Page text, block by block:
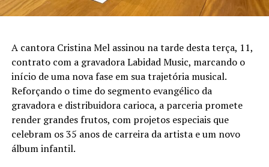
A cantora Cristina Mel assinou na tarde desta terça, 11,
contrato com a gravadora Labidad Music, marcando o
início de uma nova fase em sua trajetória musical.
Reforçando o time do segmento evangélico da
gravadora e distribuidora carioca, a parceria promete
render grandes frutos, com projetos especiais que
celebram os 35 anos de carreira da artista e um novo
álbum infantil.